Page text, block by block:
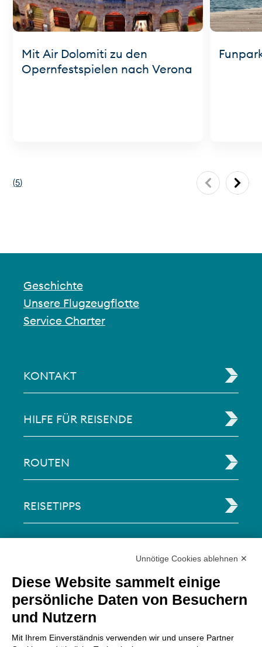
Mit Air Dolomiti zu den
Opernfestspielen nach Verona
(5)
Geschichte
Unsere Flugzeugflotte
Service Charter
KONTAKT
HILFE FÜR REISENDE
ROUTEN
REISETIPPS
Via Paolo Bembo, 70 37062
Dossobuono di Villafranca (VR) Italy
Unnötige Cookies ablehnen ✕
Diese Website sammelt einige
persönliche Daten von Besuchern
und Nutzern
Mit Ihrem Einverständnis verwenden wir und unsere Partner